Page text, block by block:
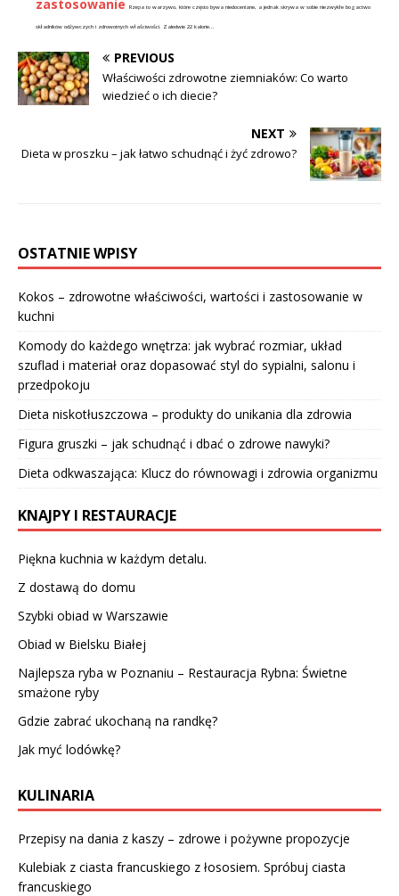
zastosowanie
Rzepa to warzywo, które często bywa niedoceniane, a jednak skrywa w sobie niezwykłe bogactwo
składników odżywczych i zdrowotnych właściwości. Zaledwie 22 kalorie...
PREVIOUS
Właściwości zdrowotne ziemniaków: Co warto
wiedzieć o ich diecie?
NEXT
Dieta w proszku – jak łatwo schudnąć i żyć zdrowo?
OSTATNIE WPISY
Kokos – zdrowotne właściwości, wartości i zastosowanie w
kuchni
Komody do każdego wnętrza: jak wybrać rozmiar, układ
szuflad i materiał oraz dopasować styl do sypialni, salonu i
przedpokoju
Dieta niskotłuszczowa – produkty do unikania dla zdrowia
Figura gruszki – jak schudnąć i dbać o zdrowe nawyki?
Dieta odkwaszająca: Klucz do równowagi i zdrowia organizmu
KNAJPY I RESTAURACJE
Piękna kuchnia w każdym detalu.
Z dostawą do domu
Szybki obiad w Warszawie
Obiad w Bielsku Białej
Najlepsza ryba w Poznaniu – Restauracja Rybna: Świetne
smażone ryby
Gdzie zabrać ukochaną na randkę?
Jak myć lodówkę?
KULINARIA
Przepisy na dania z kaszy – zdrowe i pożywne propozycje
Kulebiak z ciasta francuskiego z łososiem. Spróbuj ciasta
francuskiego